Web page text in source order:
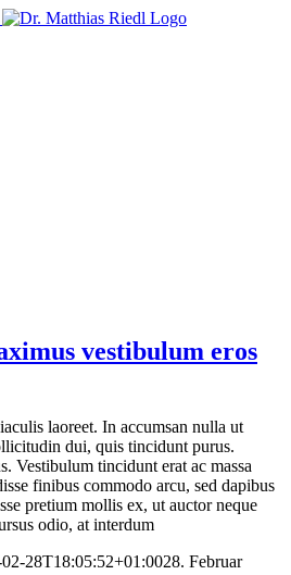
vestibulum eros
laoreet. In accumsan nulla ut
dui, quis tincidunt purus.
Vestibulum tincidunt erat ac massa
finibus commodo arcu, sed dapibus
pretium mollis ex, ut auctor neque
odio, at interdum
28T18:05:52+01:0028. Februar